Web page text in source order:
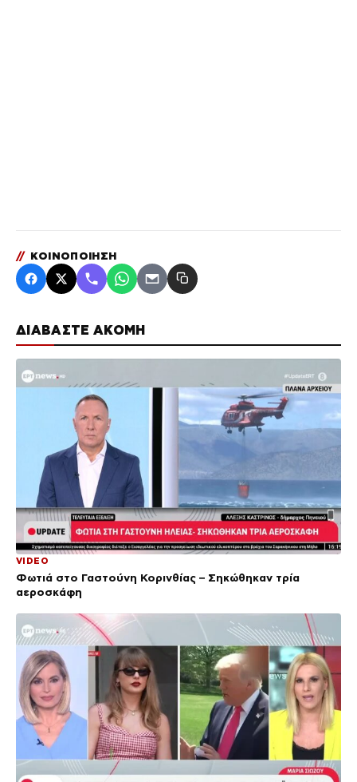
ΔΙΑΒΑΣΤΕ ΑΚΟΜΗ
VIDEO
Φωτιά στο Γαστούνη Κορινθίας – Σηκώθηκαν τρία
αεροσκάφη
// ΚΟΙΝΟΠΟΙΗΣΗ